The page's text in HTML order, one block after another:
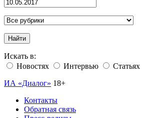
Найти
Искать в:
Новостях
Интервью
Статьях
ИА «Диалог» 18+
Контакты
Обратная связь